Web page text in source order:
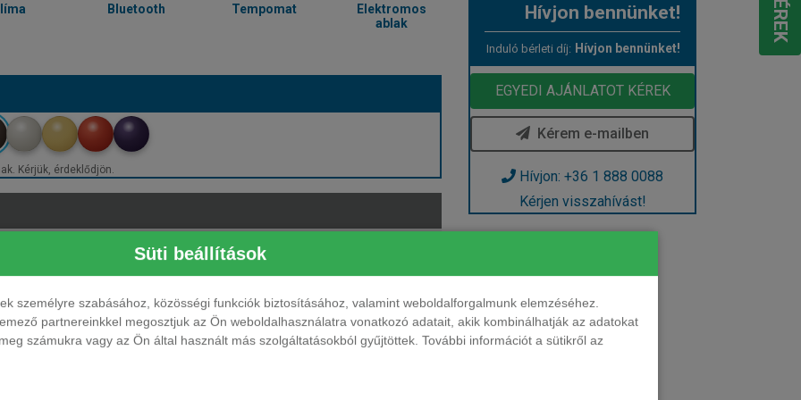
Süti beállítások
személyre szabásához, közösségi funkciók biztosításához, valamint weboldalforgalmunk elemzéséhez.
partnereinkkel megosztjuk az Ön weboldalhasználatra vonatkozó adatait, akik kombinálhatják az adatokat
számukra vagy az Ön által használt más szolgáltatásokból gyűjtöttek. További információt a sütikről az
Bluetooth Tempomat
Elektromos
ablak
Kérjük, érdeklődjön.
Hívjon bennünket!
Induló bérleti díj: Hívjon bennünket!
EGYEDI AJÁNLATOT KÉREK
Kérem e-mailben
Hívjon: +36 1 888 0088
Kérjen visszahívást!